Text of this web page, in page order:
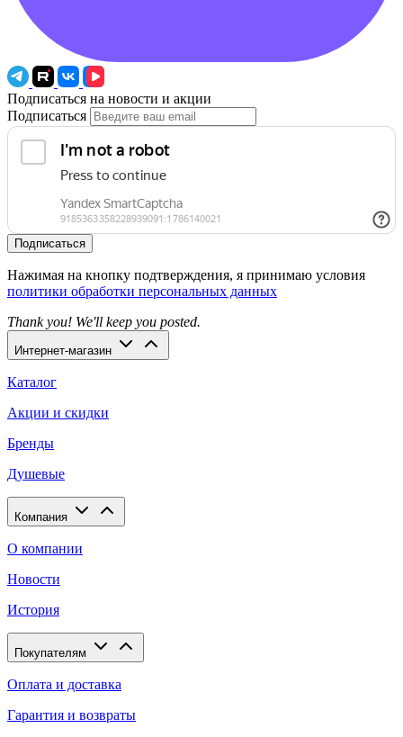
Подписаться на новости и акции
Подписаться
Подписаться
Нажимая на кнопку подтверждения, я принимаю условия
политики обработки персональных данных
Thank you! We'll keep you posted.
Интернет-магазин
Каталог
Акции и скидки
Бренды
Душевые
Компания
О компании
Новости
История
Покупателям
Оплата и доставка
Гарантия и возвраты